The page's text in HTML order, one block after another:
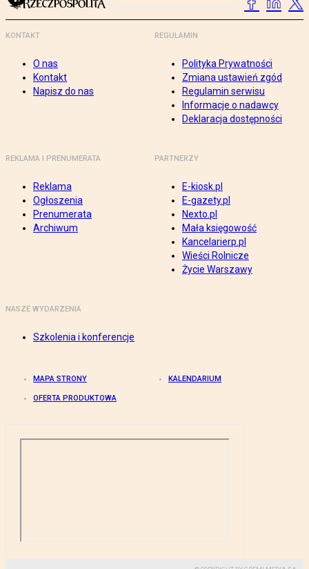
KONTAKT
O nas
Kontakt
Napisz do nas
REGULAMIN
Polityka Prywatności
Zmiana ustawień zgód
Regulamin serwisu
Informacje o nadawcy
Deklaracja dostępności
REKLAMA I PRENUMERATA
Reklama
Ogłoszenia
Prenumerata
Archiwum
PARTNERZY
E-kiosk.pl
E-gazety.pl
Nexto.pl
Mała księgowość
Kancelarierp.pl
Wieści Rolnicze
Życie Warszawy
NASZE WYDARZENIA
Szkolenia i konferencje
MAPA STRONY KALENDARIUM
OFERTA PRODUKTOWA